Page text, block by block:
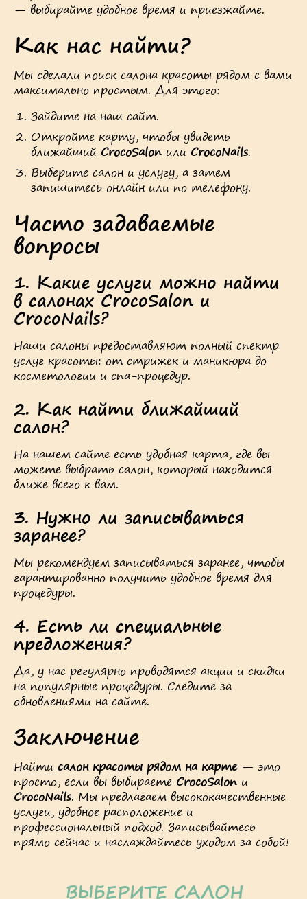
— выбирайте удобное время и приезжайте.
Как нас найти?
Мы сделали поиск салона красоты рядом с вами
максимально простым. Для этого:
Зайдите на наш сайт.
Откройте карту, чтобы увидеть
ближайший CrocoSalon или CrocoNails.
Выберите салон и услугу, а затем
запишитесь онлайн или по телефону.
Часто задаваемые
вопросы
1. Какие услуги можно найти
в салонах CrocoSalon и
CrocoNails?
Наши салоны предоставляют полный спектр
услуг красоты: от стрижек и маникюра до
косметологии и спа-процедур.
2. Как найти ближайший
салон?
На нашем сайте есть удобная карта, где вы
можете выбрать салон, который находится
ближе всего к вам.
3. Нужно ли записываться
заранее?
Мы рекомендуем записываться заранее, чтобы
гарантированно получить удобное время для
процедуры.
4. Есть ли специальные
предложения?
Да, у нас регулярно проводятся акции и скидки
на популярные процедуры. Следите за
обновлениями на сайте.
Заключение
Найти салон красоты рядом на карте— это
просто, если вы выбираете CrocoSalon и
CrocoNails. Мы предлагаем высококачественные
услуги, удобное расположение и
профессиональный подход. Записывайтесь
прямо сейчас и наслаждайтесь уходом за собой!
ВЫБЕРИТЕ САЛОН